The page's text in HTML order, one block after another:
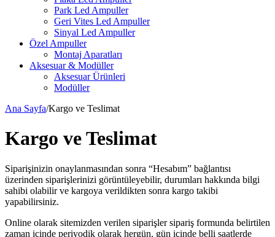
Park Led Ampuller
Geri Vites Led Ampuller
Sinyal Led Ampuller
Özel Ampuller
Montaj Aparatları
Aksesuar & Modüller
Aksesuar Ürünleri
Modüller
Ana Sayfa/Kargo ve Teslimat
Kargo ve Teslimat
Siparişinizin onaylanmasından sonra “Hesabım” bağlantısı
üzerinden siparişlerinizi görüntüleyebilir, durumları hakkında bilgi
sahibi olabilir ve kargoya verildikten sonra kargo takibi
yapabilirsiniz.
Online olarak sitemizden verilen siparişler sipariş formunda belirtilen
zaman içinde periyodik olarak hergün, gün içinde belli saatlerde